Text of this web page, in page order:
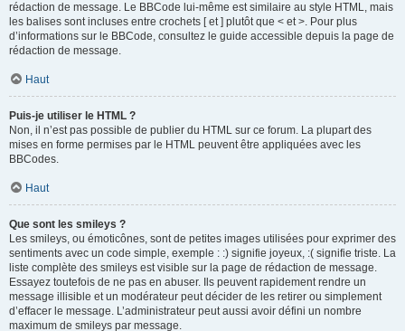
rédaction de message. Le BBCode lui-même est similaire au style HTML, mais
les balises sont incluses entre crochets [ et ] plutôt que < et >. Pour plus
d’informations sur le BBCode, consultez le guide accessible depuis la page de
rédaction de message.
Haut
Puis-je utiliser le HTML ?
Non, il n’est pas possible de publier du HTML sur ce forum. La plupart des
mises en forme permises par le HTML peuvent être appliquées avec les
BBCodes.
Haut
Que sont les smileys ?
Les smileys, ou émoticônes, sont de petites images utilisées pour exprimer des
sentiments avec un code simple, exemple : :) signifie joyeux, :( signifie triste. La
liste complète des smileys est visible sur la page de rédaction de message.
Essayez toutefois de ne pas en abuser. Ils peuvent rapidement rendre un
message illisible et un modérateur peut décider de les retirer ou simplement
d’effacer le message. L’administrateur peut aussi avoir défini un nombre
maximum de smileys par message.